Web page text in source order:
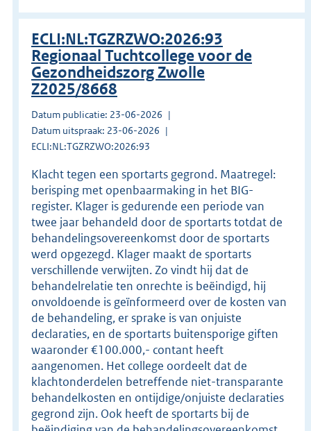
ECLI:NL:TGZRZWO:2026:93
Regionaal Tuchtcollege voor de
Gezondheidszorg Zwolle
Z2025/8668
Datum publicatie: 23-06-2026
Datum uitspraak: 23-06-2026
ECLI:NL:TGZRZWO:2026:93
Klacht tegen een sportarts gegrond. Maatregel:
berisping met openbaarmaking in het BIG-
register. Klager is gedurende een periode van
twee jaar behandeld door de sportarts totdat de
behandelingsovereenkomst door de sportarts
werd opgezegd. Klager maakt de sportarts
verschillende verwijten. Zo vindt hij dat de
behandelrelatie ten onrechte is beëindigd, hij
onvoldoende is geïnformeerd over de kosten van
de behandeling, er sprake is van onjuiste
declaraties, en de sportarts buitensporige giften
waaronder €100.000,- contant heeft
aangenomen. Het college oordeelt dat de
klachtonderdelen betreffende niet-transparante
behandelkosten en ontijdige/onjuiste declaraties
gegrond zijn. Ook heeft de sportarts bij de